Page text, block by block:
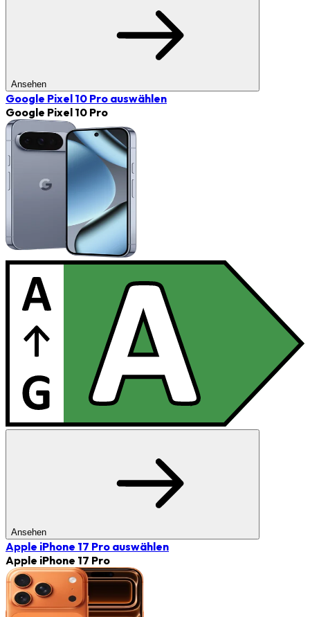
Ansehen
Google Pixel 10 Pro auswählen
Google Pixel 10 Pro
Ansehen
Apple iPhone 17 Pro auswählen
Apple iPhone 17 Pro